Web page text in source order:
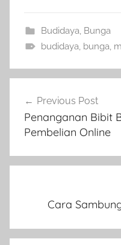
Budidaya, Bunga
budidaya, bunga,
pos
Previous Post
Penanganan Bibit
Pembelian Online
Cara